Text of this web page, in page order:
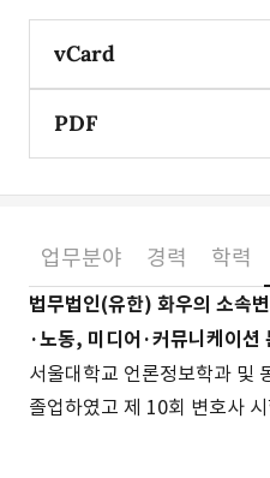
vCard
PDF
법무법인(유한) 화우의 소속
·노동, 미디어·커뮤니케이
서울대학교 언론정보학과 및
졸업하였고 제 10회 변호사
업무분야 경력 학력